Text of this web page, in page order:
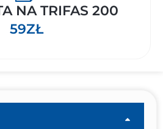
NA TRIFAS 200
59ZŁ